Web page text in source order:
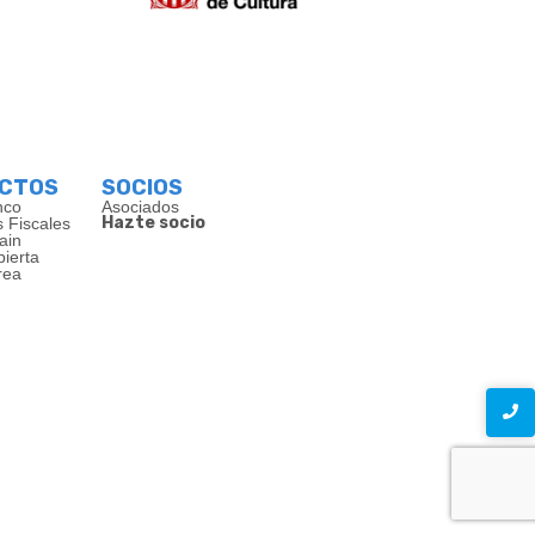
Fiscales
SOCIOS
Asociados
Hazte socio